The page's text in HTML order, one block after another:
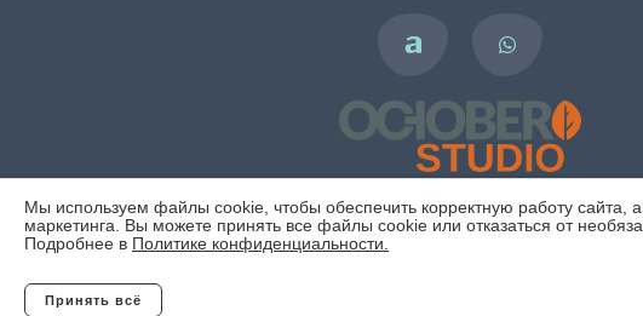
Мы используем файлы cookie, чтобы обеспечить корректную работу сайта,
маркетинга. Вы можете принять все файлы cookie или отказаться от
Подробнее в Политике конфиденциальности.
Принять всё
Политика конфиденциальности